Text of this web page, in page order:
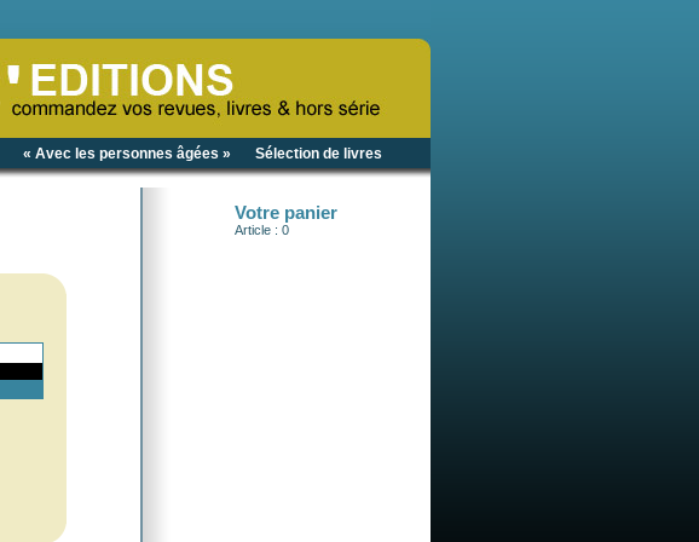
« Avec les personnes âgées » Sélection de livres
Votre panier
Article : 0